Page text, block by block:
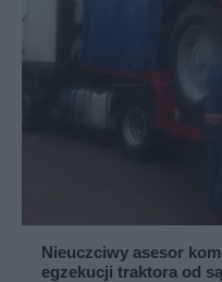
Nieuczciwy asesor
egzekucji traktora od